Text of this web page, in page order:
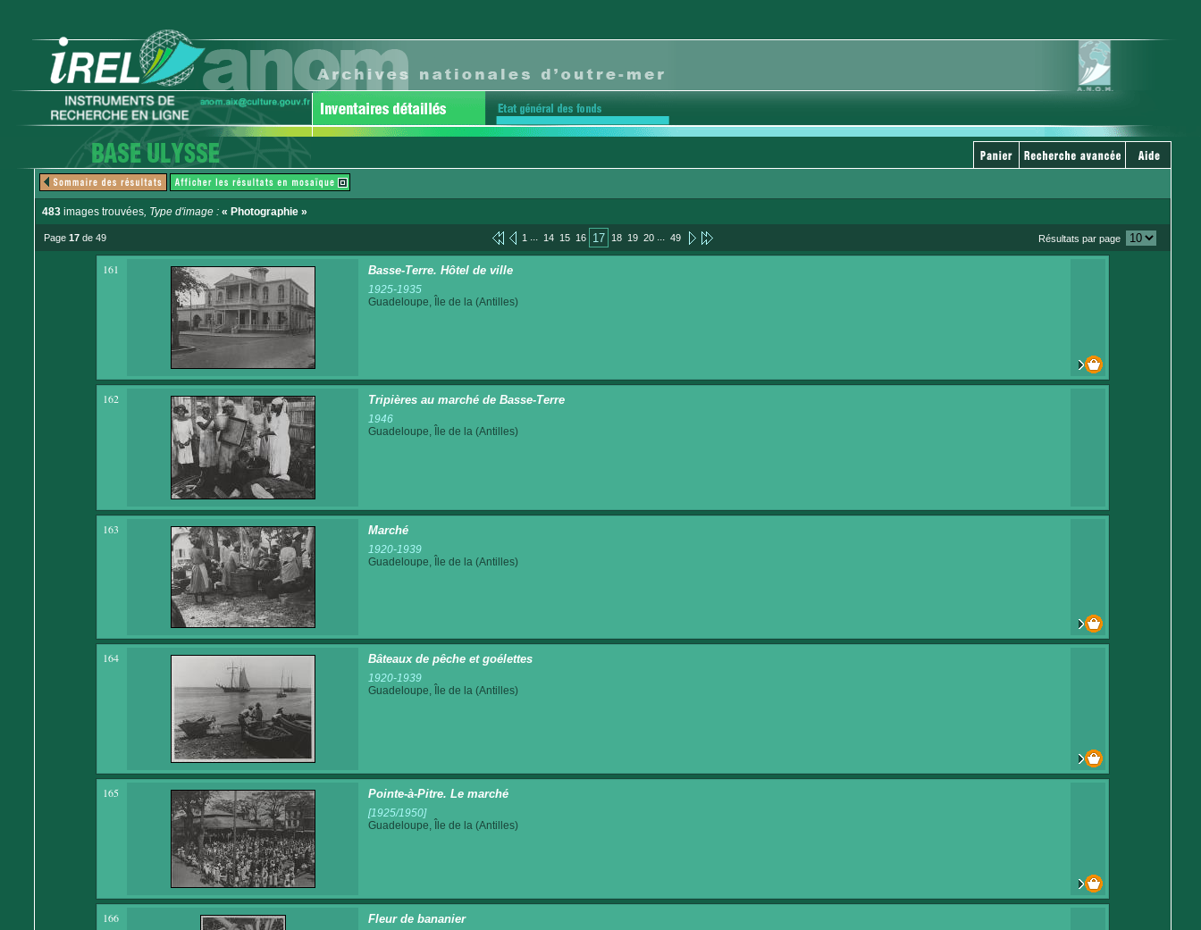
483 images trouvées, Type d'image : « Photographie »
Page 17 de 49 1 ... 14 15 16 17 18 19 20 ... 49 Résultats par page
161 Basse-Terre. Hôtel de ville
1925-1935
Guadeloupe, Île de la (Antilles)
162 Tripières au marché de Basse-Terre
1946
Guadeloupe, Île de la (Antilles)
163 Marché
1920-1939
Guadeloupe, Île de la (Antilles)
164 Bâteaux de pêche et goélettes
1920-1939
Guadeloupe, Île de la (Antilles)
165 Pointe-à-Pitre. Le marché
[1925/1950]
Guadeloupe, Île de la (Antilles)
166 Fleur de bananier